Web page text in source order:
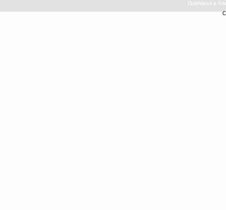
Прописка в